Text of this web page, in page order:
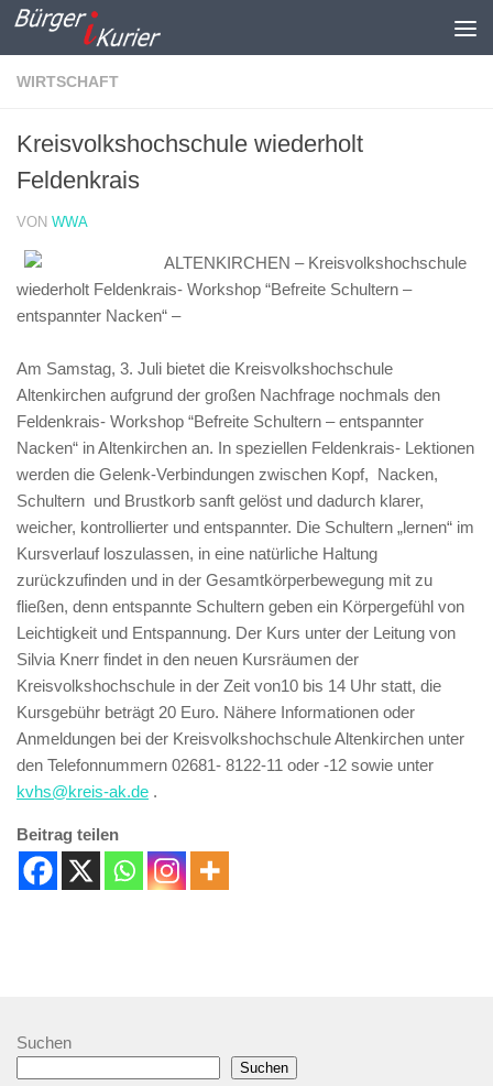
Zum Inhalt springen
WIRTSCHAFT
Kreisvolkshochschule wiederholt
Feldenkrais
VON WWA
ALTENKIRCHEN – Kreisvolkshochschule
wiederholt Feldenkrais- Workshop “Befreite Schultern –
entspannter Nacken“ –
Am Samstag, 3. Juli bietet die Kreisvolkshochschule
Altenkirchen aufgrund der großen Nachfrage nochmals den
Feldenkrais- Workshop “Befreite Schultern – entspannter
Nacken“ in Altenkirchen an. In speziellen Feldenkrais- Lektionen
werden die Gelenk-Verbindungen zwischen Kopf, Nacken,
Schultern und Brustkorb sanft gelöst und dadurch klarer,
weicher, kontrollierter und entspannter. Die Schultern „lernen“ im
Kursverlauf loszulassen, in eine natürliche Haltung
zurückzufinden und in der Gesamtkörperbewegung mit zu
fließen, denn entspannte Schultern geben ein Körpergefühl von
Leichtigkeit und Entspannung. Der Kurs unter der Leitung von
Silvia Knerr findet in den neuen Kursräumen der
Kreisvolkshochschule in der Zeit von10 bis 14 Uhr statt, die
Kursgebühr beträgt 20 Euro. Nähere Informationen oder
Anmeldungen bei der Kreisvolkshochschule Altenkirchen unter
den Telefonnummern 02681- 8122-11 oder -12 sowie unter
kvhs@kreis-ak.de .
Beitrag teilen
Suchen
Suchen